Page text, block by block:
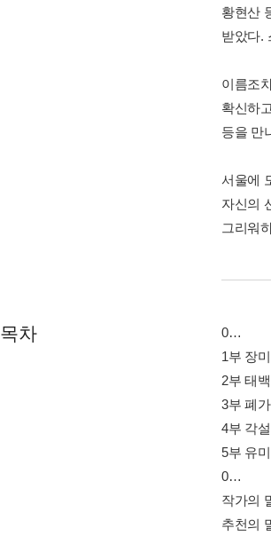
황현산
받았다.
이름조
확신하
등을 만
서울에
자신의
그리워
목차
0…
1부 장
2부 태
3부 폐
4부 각
5부 유
0…
작가의
추천의